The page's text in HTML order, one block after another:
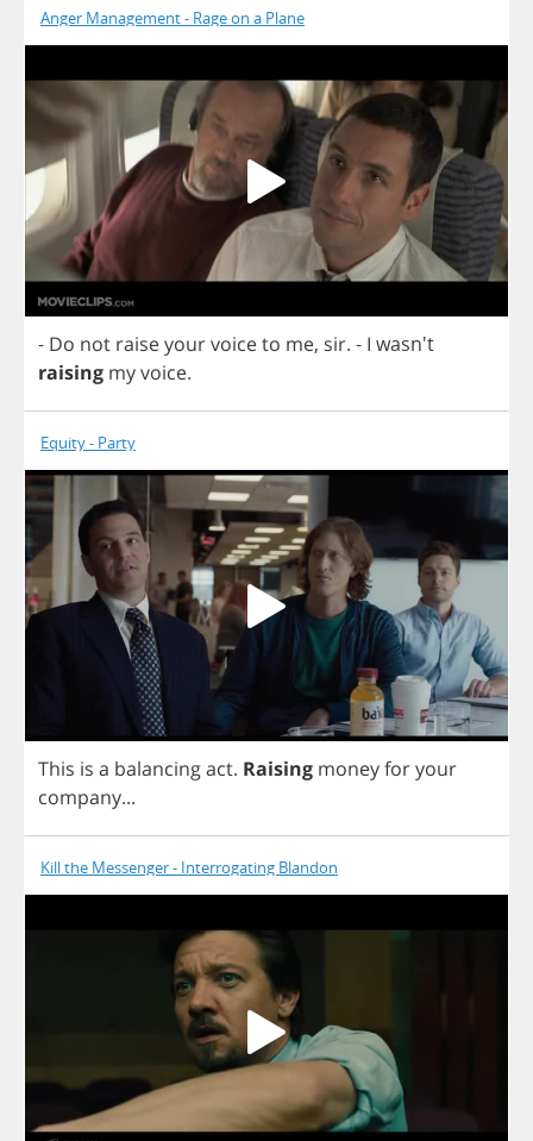
Anger Management - Rage on a Plane
- Do not raiseyourvoiceto me, sir. - I wasn't
raising myvoice.
Equity - Party
This is a balancingact. Raising moneyforyour
company...
Kill the Messenger - Interrogating Blandon